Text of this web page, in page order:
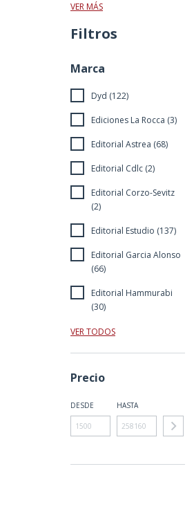
VER MÁS
Filtros
Marca
Dyd (122)
Ediciones La Rocca (3)
Editorial Astrea (68)
Editorial Cdlc (2)
Editorial Corzo-Sevitz
(2)
Editorial Estudio (137)
Editorial Garcia Alonso
(66)
Editorial Hammurabi
(30)
VER TODOS
Precio
DESDE HASTA